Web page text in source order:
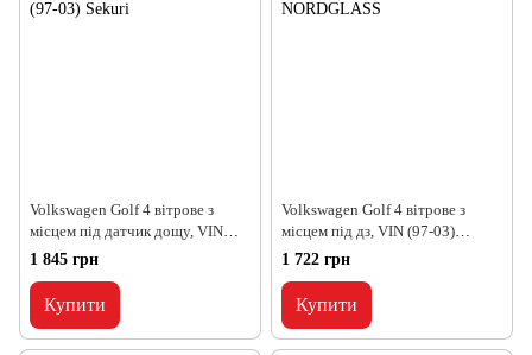
Volkswagen Golf 4 вітрове з
місцем під датчик дощу, VIN
(97-03) Sekuri
1 845 грн
Купити
Volkswagen Golf 4 вітрове з
місцем під дз, VIN (97-03)
NORDGLASS
1 722 грн
Купити